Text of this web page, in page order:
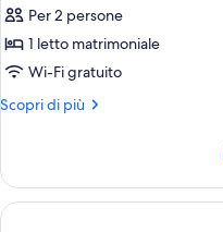
Per 2 persone
1 letto matrimoniale
Wi-Fi gratuito
Scopri di più
Altri
Standard,
vista
mare,